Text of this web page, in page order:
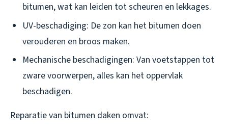
bitumen, wat kan leiden tot scheuren en lekkages.
UV-beschadiging: De zon kan het bitumen doen
verouderen en broos maken.
Mechanische beschadigingen: Van voetstappen tot
zware voorwerpen, alles kan het oppervlak
beschadigen.
Reparatie van bitumen daken omvat: